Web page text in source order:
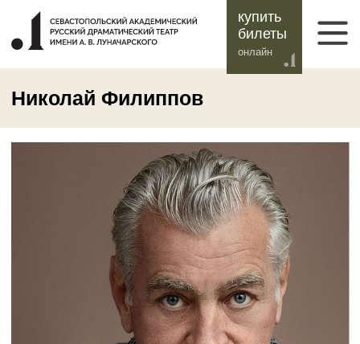
купить
билеты
онлайн
Николай Филиппов